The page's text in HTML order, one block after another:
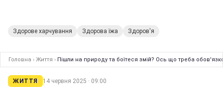
Здорове харчування Здорова їжа Здоров'я
Головна › Життя › Пішли на природу та боїтеся змій? Ось що треба
ЖИТТЯ 14 червня 2025 · 09:00